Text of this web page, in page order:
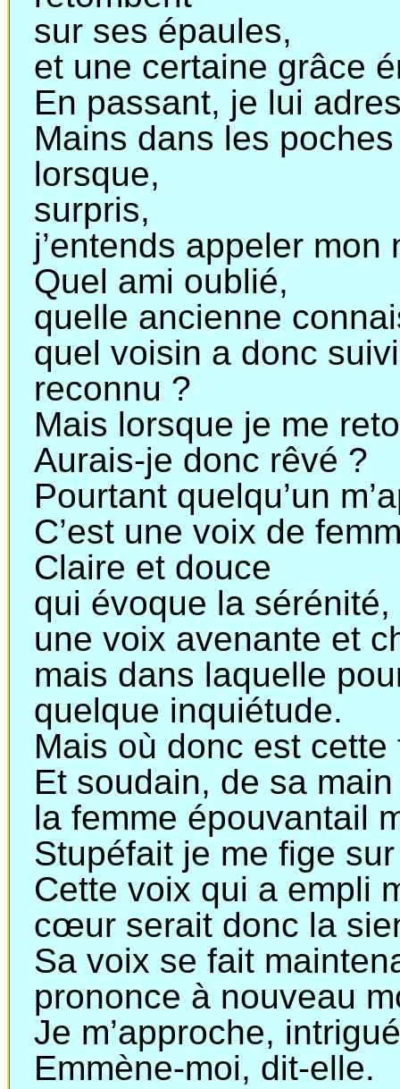
sur ses épaules,
et une certaine grâce
En passant, je lui
Mains dans les
lorsque,
surpris,
j’entends appeler mon
Quel ami oublié,
quelle ancienne
quel voisin a donc
reconnu ?
Mais lorsque je me
Aurais-je donc rêvé ?
Pourtant quelqu’un
C’est une voix de
Claire et douce
qui évoque la sérénité,
une voix avenante et
mais dans laquelle
quelque inquiétude.
Mais où donc est cette
Et soudain, de sa
la femme épouvantail
Stupéfait je me fige
Cette voix qui a empli
cœur serait donc la
Sa voix se fait
prononce à nouveau
Je m’approche,
Emmène-moi, dit-elle.